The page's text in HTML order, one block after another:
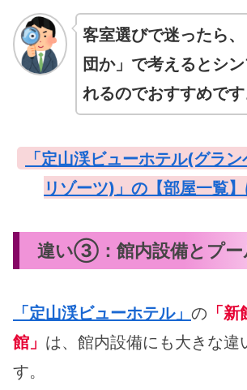
客室選びで迷ったら
団か」で考えるとシ
れるのでおすすめです
「定山渓ビューホテル(グラ
リゾーツ)」の【部屋一覧
違い③：館内設備とプー
「定山渓ビューホテル」 の 「新
館」 は、館内設備にも大きな違
す。